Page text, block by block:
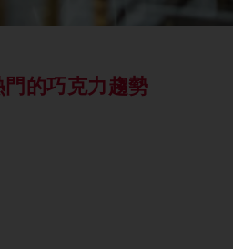
的巧克力趨勢